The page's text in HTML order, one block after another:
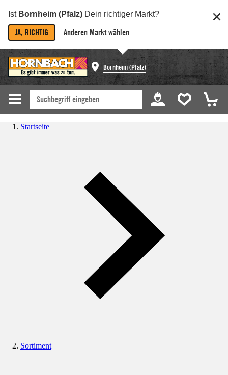
Ist Bornheim (Pfalz) Dein richtiger Markt?
JA, RICHTIG Anderen Markt wählen
Bornheim (Pfalz)
Startseite
Sortiment